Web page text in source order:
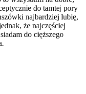
do tamtej pory
najbardziej lubię,
że najczęściej
do cięższego